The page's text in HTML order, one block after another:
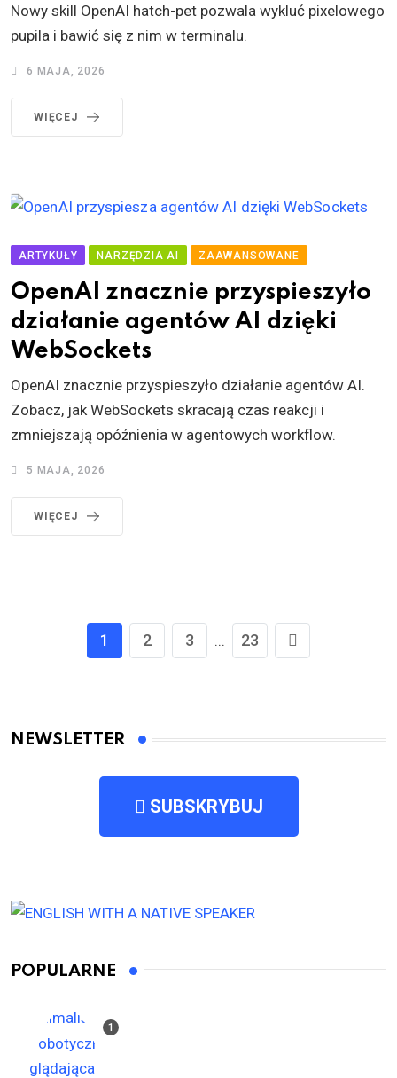
Nowy skill OpenAI hatch-pet pozwala wykluć pixelowego
pupila i bawić się z nim w terminalu.
6 MAJA, 2026
WIĘCEJ
ARTYKUŁY NARZĘDZIA AI ZAAWANSOWANE
OpenAI znacznie przyspieszyło
działanie agentów AI dzięki
WebSockets
OpenAI znacznie przyspieszyło działanie agentów AI.
Zobacz, jak WebSockets skracają czas reakcji i
zmniejszają opóźnienia w agentowych workflow.
5 MAJA, 2026
WIĘCEJ
1 2 3 ... 23
NEWSLETTER
SUBSKRYBUJ
POPULARNE